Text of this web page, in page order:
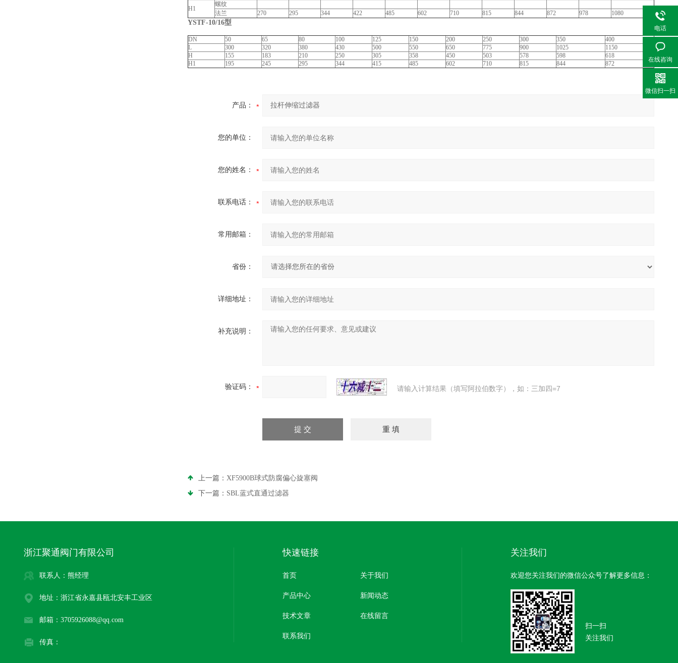
H1
螺纹
法兰
270 295 344 422 485 602 710 815 844 872 978 1080
YSTF-10/16型
DN 50 65 80 100 125 150 200 250 300 350
400
L
300 320 380 430 500 550 650 775 900 1025
1150
H
155 183 210 250 305 358 450 503 578 598
618
H1
195 245 295 344 415 485 602 710 815 844 872
产品：
您的单位：
您的姓名：
联系电话：
常用邮箱：
省份：
详细地址：
补充说明：
验证码： 请输入计算结果（填写阿拉伯数字），如：三加四=7
上一篇： XF5900B球式防腐偏心旋塞阀
下一篇： SBL蓝式直通过滤器
浙江聚通阀门有限公司
联系人：熊经理
地址：浙江省永嘉县瓯北安丰工业区
邮箱：3705926088@qq.com
传真：
快速链接
首页 关于我们
产品中心 新闻动态
技术文章 在线留言
联系我们
关注我们
欢迎您关注我们的微信公众号了解更多信息：
扫一扫
关注我们
电话
在线咨询
微信扫一扫